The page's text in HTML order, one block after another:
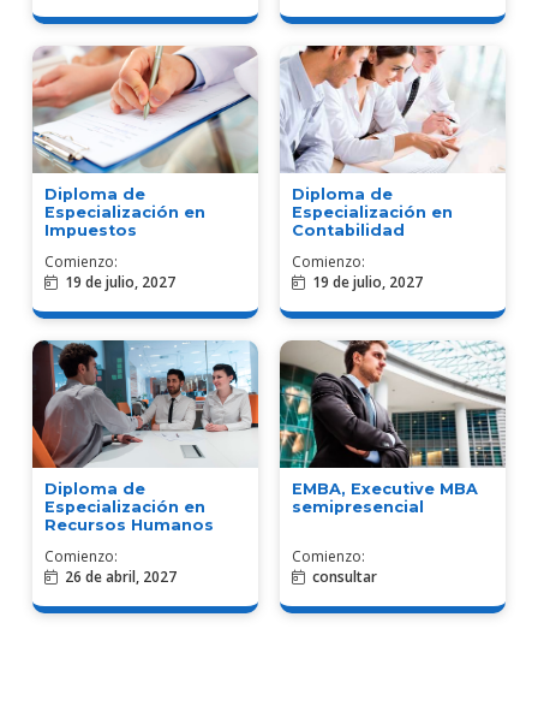
Diploma de
Especialización en
Impuestos
Comienzo:
19 de julio, 2027
Diploma de
Especialización en
Contabilidad
Comienzo:
19 de julio, 2027
Diploma de
Especialización en
Recursos Humanos
Comienzo:
26 de abril, 2027
EMBA, Executive MBA
semipresencial
Comienzo:
consultar